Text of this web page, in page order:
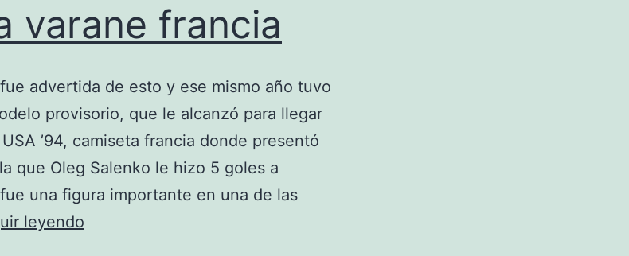
varane francia
advertida de esto y ese mismo año tuvo
provisorio, que le alcanzó para llegar
’94, camiseta francia donde presentó
que Oleg Salenko le hizo 5 goles a
una figura importante en una de las
leyendo